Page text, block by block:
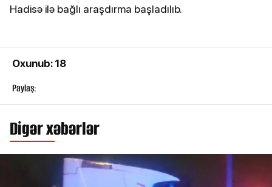
Hadisə ilə bağlı araşdırma başladılıb.
Oxunub: 18
Paylaş:
Digər xəbərlər